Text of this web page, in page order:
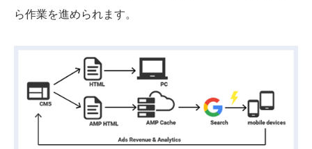
ら作業を進められます。